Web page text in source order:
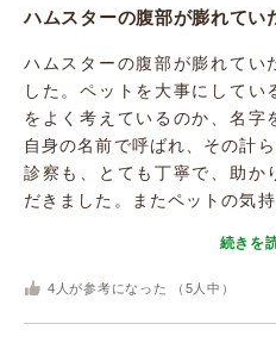
ハムスターの腹部が膨れてい
ハムスターの腹部が膨れてい
した。ペットを大事にしてい
をよく考えているのか、名字
自身の名前で呼ばれ、その計
診察も、とても丁寧で、助か
だきました。またペットの気
続きを
4 人が参考になった （ 5 人中）